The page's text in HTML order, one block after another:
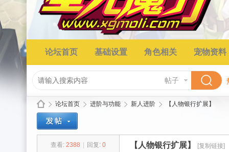
论坛首页 基础设置 角色相关 宠物资料
帖子
论坛首页 进阶与功能 新人进阶
›
【人物银行扩展】
查看: 2388 回复: 0 【人物银行扩展】 [复制链接]